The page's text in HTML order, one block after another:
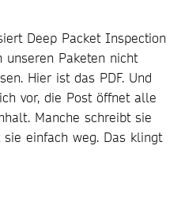
Deep Packet Inspection
Paketen nicht
Hier ist das PDF. Und
vor, die Post öffnet alle
Manche schreibt sie
einfach weg. Das klingt